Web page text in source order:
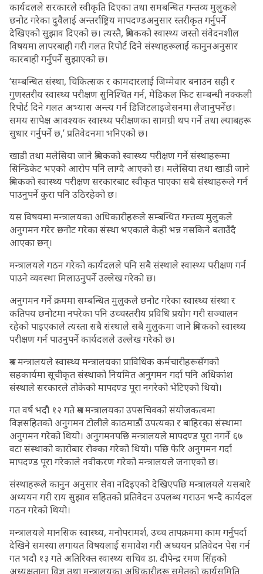
कार्यदलले सरकारले स्वीकृति दिएका तथा समबन्धित गन्तव्य मुलुकले
छनोट गरेका दुवैलाई अन्तर्राष्ट्रिय मापदण्डअनुसार स्तरीकृत गर्नुपर्ने
देखिएको सुझाव दिएको छ। त्यस्तै, श्रमिकको स्वास्थ्य जस्तो संवेदनशील
विषयमा लापरबाही गरी गलत रिपोर्ट दिने संस्थाहरूलाई कानुनअनुसार
कारबाही गर्नुपर्ने सुझाएको छ।
‘सम्बन्धित संस्था, चिकित्सक र कामदारलाई जिम्मेवार बनाउन सही र
गुणस्तरीय स्वास्थ्य परीक्षण सुनिश्चित गर्न, मेडिकल फिट सम्बन्धी नक्कली
रिपोर्ट दिने गलत अभ्यास अन्त्य गर्न डिजिटलाइजेसनमा लैजानुपर्नेछ।
समय सापेक्ष आवश्यक स्वास्थ्य परीक्षणका सामग्री थप गर्ने तथा ल्याबहरू
सुधार गर्नुपर्ने छ,’ प्रतिवेदनमा भनिएको छ।
खाडी तथा मलेसिया जाने श्रमिकको स्वास्थ्य परीक्षण गर्ने संस्थाहरूमा
सिन्डिकेट भएको आरोप पनि लाग्दै आएको छ। मलेसिया तथा खाडी जाने
श्रमिकको स्वास्थ्य परीक्षण सरकारबाट स्वीकृत पाएका सबै संस्थाहरूले गर्न
पाउनुपर्ने कुरा पनि उठिरहेको छ।
यस विषयमा मन्त्रालयका अधिकारीहरूले सम्बन्धित गन्तव्य मुलुकले
अनुगमन गरेर छनोट गरेका संस्था भएकाले केही भन्न नसकिने बताउँदै
आएका छन्।
मन्त्रालयले गठन गरेको कार्यदलले पनि सबै संस्थाले स्वास्थ्य परीक्षण गर्न
पाउने व्यवस्था मिलाउनुपर्ने उल्लेख गरेको छ।
अनुगमन गर्ने क्रममा सम्बन्धित मुलुकले छनोट गरेका स्वास्थ्य संस्था र
कतिपय छनोटमा नपरेका पनि उच्चस्तरीय प्रविधि प्रयोग गरी सञ्चालन
रहेको पाइएकाले त्यस्ता सबै संस्थाले सबै मुलुकमा जाने श्रमिकको स्वास्थ्य
परीक्षण गर्न पाउनुपर्ने कार्यदलले उल्लेख गरेको छ।
श्रम मन्त्रालयले स्वास्थ्य मन्त्रालयका प्राविधिक कर्मचारीहरूसँगको
सहकार्यमा सूचीकृत संस्थाको नियमित अनुगमन गर्दा पनि अधिकांश
संस्थाले सरकारले तोकेको मापदण्ड पूरा नगरेको भेटिएको थियो।
गत वर्ष भदौ १२ गते श्रम मन्त्रालयका उपसचिवको संयोजकत्वमा
विज्ञसहितको अनुगमन टोलीले काठमाडौं उपत्यका र बाहिरका संस्थामा
अनुगमन गरेको थियो। अनुगमनपछि मन्त्रालयले मापदण्ड पूरा नगर्ने ६७
वटा संस्थाको कारोबार रोक्का गरेको थियो। पछि फेरि अनुगमन गर्दा
मापदण्ड पूरा गरेकाले नवीकरण गरेको मन्त्रालयले जनाएको छ।
संस्थाहरूले कानुन अनुसार सेवा नदिइएको देखिएपछि मन्त्रालयले यसबारे
अध्ययन गरी राय सुझाव सहितको प्रतिवेदन उपलब्ध गराउन भन्दै कार्यदल
गठन गरेको थियो।
मन्त्रालयले मानसिक स्वास्थ्य, मनोपरामर्श, उच्च तापक्रममा काम गर्नुपर्दा
देखिने समस्या लगायत विषयलाई समावेश गरी अध्ययन प्रतिवेदन पेस गर्न
गत भदौ १३ गते अतिरिक्त स्वास्थ्य सचिव डा. दीपेन्द्र रमण सिंहको
अध्यक्षतामा विज्ञ तथा मन्त्रालयका अधिकारीहरू समेतको कार्यसमिति